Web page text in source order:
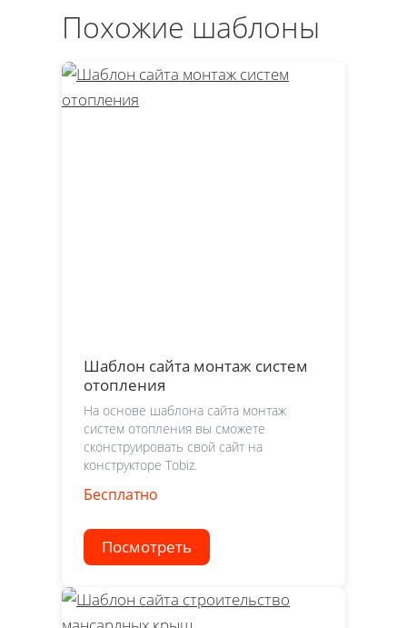
Похожие шаблоны
Шаблон сайта монтаж систем
отопления
На основе шаблона сайта монтаж
систем отопления вы сможете
сконструировать свой сайт на
конструкторе Tobiz.
Бесплатно
Посмотреть